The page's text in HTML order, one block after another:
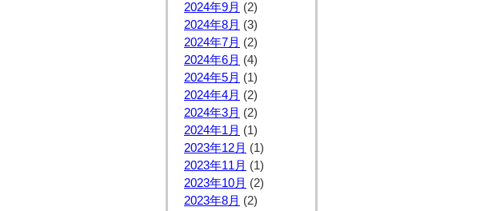
2024年9月 (2)
2024年8月 (3)
2024年7月 (2)
2024年6月 (4)
2024年5月 (1)
2024年4月 (2)
2024年3月 (2)
2024年1月 (1)
2023年12月 (1)
2023年11月 (1)
2023年10月 (2)
2023年8月 (2)